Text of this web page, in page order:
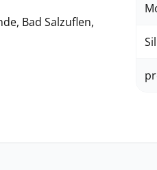
Bad Salzuflen,